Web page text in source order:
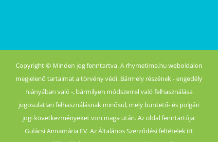
Copyright © Minden jog fenntartva. A rhymetime.hu weboldalon
megjelenő tartalmat a törvény védi. Bármely részének - engedély
hiányában való -, bármilyen módszerrel való felhasználása
jogosulatlan felhasználásnak minősül, mely büntető- és polgári
jogi következményeket von maga után. Az oldal fenntartója:
Gulácsi Annamária EV. Az Általános Szerződési feltételek itt